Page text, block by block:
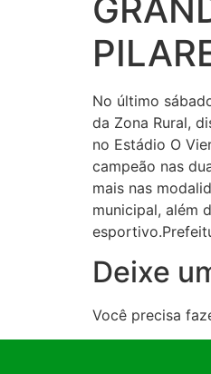
No último
da Zona Rural,
no Estádio O
campeão nas
mais nas
municipal, além
Deixe
Você precisa